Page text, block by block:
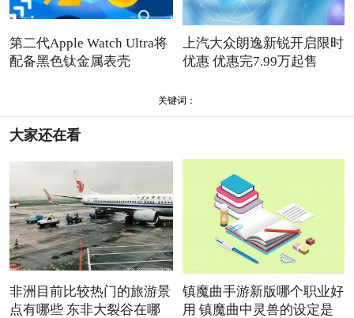
第二代Apple Watch Ultra将
配备黑色钛金属表壳
上汽大众朗逸新锐开启限时
优惠 优惠完7.99万起售
关键词：
大家还在看
非洲目前比较热门的旅游景
点有哪些 东非大裂谷在哪
镇魔曲手游新版哪个职业好
用 镇魔曲中灵兽的设定是